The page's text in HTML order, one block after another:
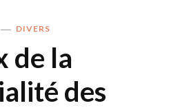
DIVERS
de la
des